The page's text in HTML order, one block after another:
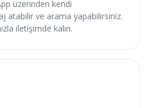
üzerinden kendi
atabilir ve arama yapabilirsiniz.
iletişimde kalın.